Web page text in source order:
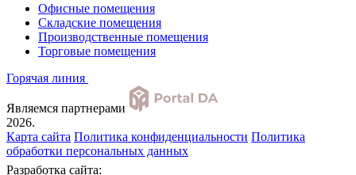
Офисные помещения
Складские помещения
Производственные помещения
Торговые помещения
Горячая линия
Являемся партнерами
2026.
Карта сайта Политика конфиденциальности Политика
обработки персональных данных
Разработка сайта: